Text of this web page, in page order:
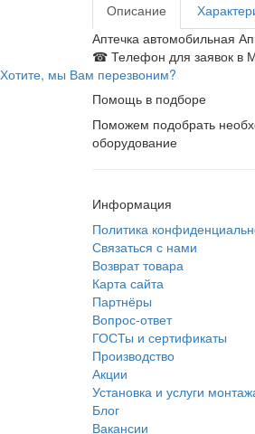
Описание
Аптечка автомобильная
☎ Телефон для заявок в
Хотите, мы Вам перезвоним?
Помощь в подборе
Поможем подобрать
оборудование
Информация
Политика
Связаться с нами
Возврат товара
Карта сайта
Партнёры
Вопрос-ответ
ГОСТы и сертификаты
Производство
Акции
Установка и услуги
Блог
Вакансии